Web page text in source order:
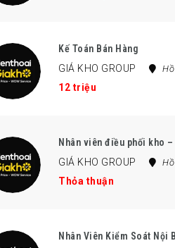
Kế Toán Bán Hàng
GIÁ KHO GROUP
12 triệu
Nhân viên điều phối kho
GIÁ KHO GROUP
Thỏa thuận
Nhân Viên Kiểm Soát Nội